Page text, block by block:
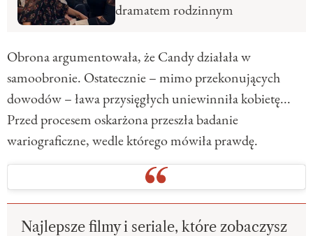
dramatem rodzinnym
Obrona argumentowała, że ​​Candy działała w
samoobronie. Ostatecznie – mimo przekonujących
dowodów – ława przysięgłych uniewinniła kobietę...
Przed procesem oskarżona przeszła badanie
wariograficzne, wedle którego mówiła prawdę.
Najlepsze filmy i seriale, które zobaczysz